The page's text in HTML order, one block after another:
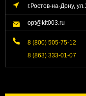
г.Ростов-на-Дону,
opt@kit003.ru
8 (800) 505-75-12
8 (863) 333-01-07